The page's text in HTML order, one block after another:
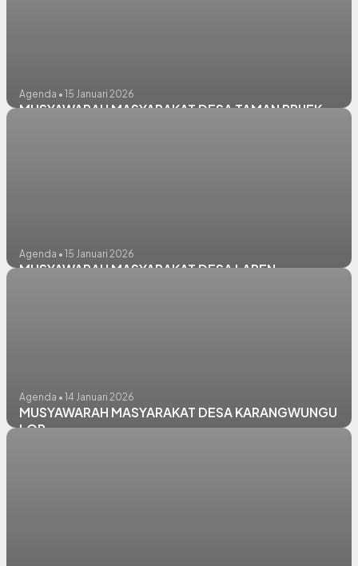
Agenda • 15 Januari 2026
MUSYAWARAH MASYARAKAT DESA TAMAN PRIJEK
Agenda • 15 Januari 2026
MUSYAWARAH MASYARAKAT DESA LAREN
Agenda • 14 Januari 2026
MUSYAWARAH MASYARAKAT DESA KARANGWUNGU
LOR